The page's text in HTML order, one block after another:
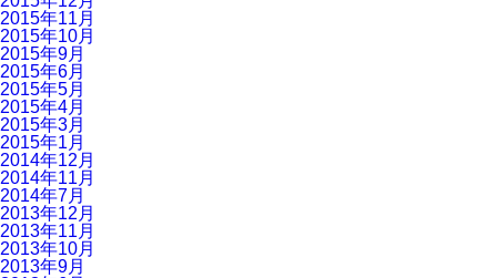
2015年11月
2015年10月
2015年9月
2015年6月
2015年5月
2015年4月
2015年3月
2015年1月
2014年12月
2014年11月
2014年7月
2013年12月
2013年11月
2013年10月
2013年9月